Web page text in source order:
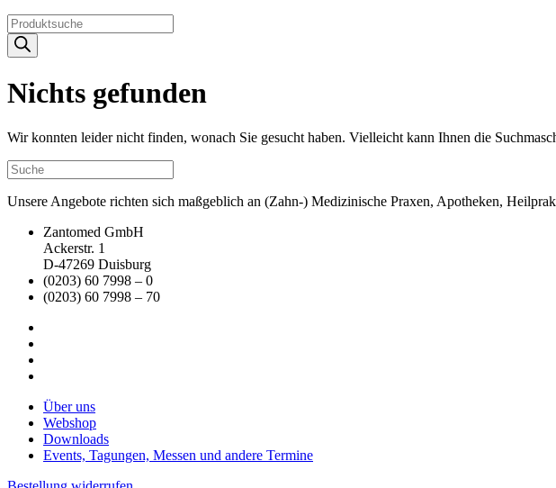
Products
search
Nichts gefunden
Wir konnten leider nicht finden, wonach Sie gesucht haben. Vielleicht kann Ihnen die
Unsere Angebote richten sich maßgeblich an (Zahn-) Medizinische Praxen, Apotheken,
Zantomed GmbH
Ackerstr. 1
D-47269 Duisburg
(0203) 60 7998 – 0
(0203) 60 7998 – 70
Über uns
Webshop
Downloads
Events, Tagungen, Messen und andere Termine